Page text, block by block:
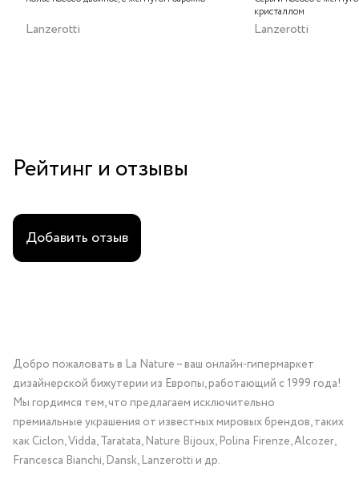
Lanzerotti
кристаллом
Lanzerotti
Рейтинг и отзывы
Добавить отзыв
Добро пожаловать в La Nature – ваш онлайн-гипермаркет
дизайнерской бижутерии из Европы, работающий с 1999 года!
Мы гордимся тем, что предлагаем исключительно
премиальные украшения от известных мировых брендов, таких
как Ciclon, Vidda, Taratata, Nature Bijoux, Polina Firenze, Alcozer,
Francesca Bianchi, Dansk, Lanzerotti и др.